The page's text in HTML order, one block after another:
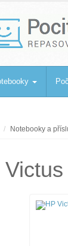
počítače a
Notebooky a